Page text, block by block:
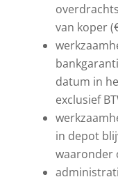
van koper
datum in
exclusief
in depot
waaronder